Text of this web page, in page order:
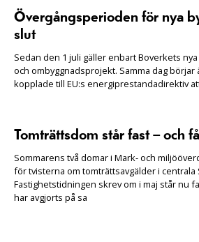
Övergångsperioden för nya
slut
Sedan den 1 juli gäller enbart Boverkets
och ombyggnadsprojekt. Samma dag börjar
kopplade till EU:s energiprestandadirektiv
Tomträttsdom står fast – och
Sommarens två domar i Mark- och
för tvisterna om tomträttsavgälder i centrala
Fastighetstidningen skrev om i maj står nu
har avgjorts på sa